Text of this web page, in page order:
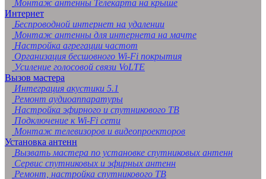
Монтаж антенны Телекарта на крыше
Интернет
Беспроводной интернет на удалении
Монтаж антенны для интернета на мачте
Настройка агрегации частот
Организация бесшовного Wi-Fi покрытия
Усиление голосовой связи VoLTE
Вызов мастера
Интеграция акустики 5.1
Ремонт аудиоаппаратуры
Настройка эфирного и спутникового ТВ
Подключение к Wi-Fi сети
Монтаж телевизоров и видеопроекторов
Установка антенн
Вызвать мастера по установке спутниковых антенн
Сервис спутниковых и эфирных антенн
Ремонт, настройка спутникового ТВ